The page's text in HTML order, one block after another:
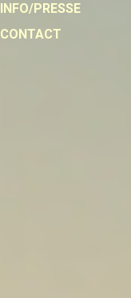
INFO/PRESSE
CONTACT